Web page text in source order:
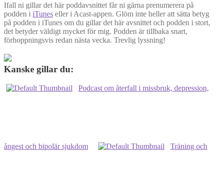
Ifall ni gillar det här poddavsnittet får ni gärna prenumerera på
podden i iTunes eller i Acast-appen. Glöm inte heller att sätta betyg
på podden i iTunes om du gillar det här avsnittet och podden i stort,
det betyder väldigt mycket för mig. Podden är tillbaka snart,
förhoppningsvis redan nästa vecka. Trevlig lyssning!
Kanske gillar du:
Podcast om återfall i missbruk, depression,
ångest och bipolär sjukdom Träning och